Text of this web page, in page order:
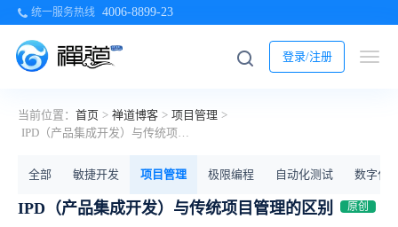
统一服务热线 4006-8899-23
登录/注册
当前位置： 首页 > 禅道博客 > 项目管理 >
IPD（产品集成开发）与传统项目管理的区别
全部 敏捷开发 项目管理 极限编程 自动化测试 数字化
IPD（产品集成开发）与传统项目管理的区别 原创